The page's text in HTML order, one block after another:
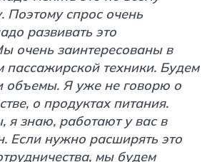
Поэтому спрос очень
развивать это
очень заинтересованы в
пассажирской техники. Будем
объемы. Я уже не говорю о
о продуктах питания.
я знаю, работают у вас в
Если нужно расширять это
мы будем